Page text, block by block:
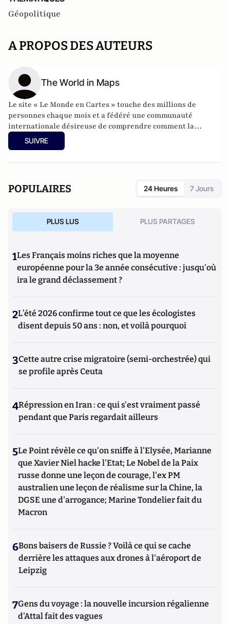
Géopolitique
A PROPOS DES AUTEURS
The World in Maps
Le site « Le Monde en Cartes » touche des millions de
personnes chaque mois et a fédéré une communauté
internationale désireuse de comprendre comment la
géographie influence la politique, la société et l’histoire. Nos
contenus sont partagés par des étudiants, des journalistes,
SUIVRE
POPULAIRES 24 Heures 7 Jours
PLUS LUS PLUS PARTAGES
1Les Français moins riches que la moyenne
européenne pour la 3e année consécutive : jusqu'où
ira le grand déclassement ?
2L’été 2026 confirme tout ce que les écologistes
disent depuis 50 ans : non, et voilà pourquoi
3Cette autre crise migratoire (semi-orchestrée) qui
se profile après Ceuta
4Répression en Iran : ce qui s'est vraiment passé
pendant que Paris regardait ailleurs
5Le Point révèle ce qu'on sniffe à l'Elysée, Marianne
que Xavier Niel hacke l'Etat; Le Nobel de la Paix
russe donne une leçon de courage, l'ex PM
australien une leçon de réalisme sur la Chine, la
DGSE une d'arrogance; Marine Tondelier fait du
Macron
6Bons baisers de Russie ? Voilà ce qui se cache
derrière les attaques aux drones à l'aéroport de
Leipzig
7Gens du voyage : la nouvelle incursion régalienne
d'Attal fait des vagues